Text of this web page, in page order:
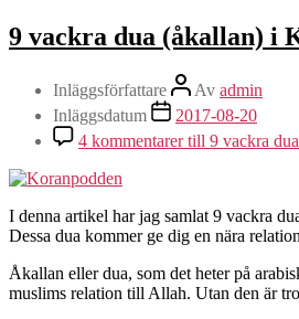
9 vackra dua (åkallan) i
Inläggsförfattare Av admin
Inläggsdatum
2017-08-20
4 kommentarertill 9 vackra
I denna artikel har jag samlat 9 vackra
Dessa dua kommer ge dig en nära
Åkallan eller dua, som det heter på
muslims relation till Allah. Utan den är